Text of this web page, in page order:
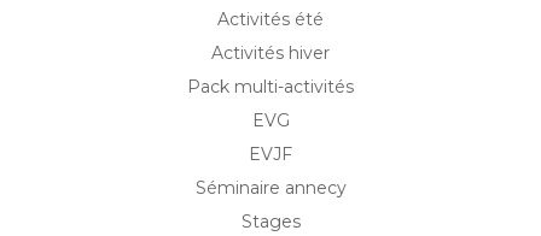
Activités été
Activités hiver
Pack multi-activités
EVG
EVJF
Séminaire annecy
Stages